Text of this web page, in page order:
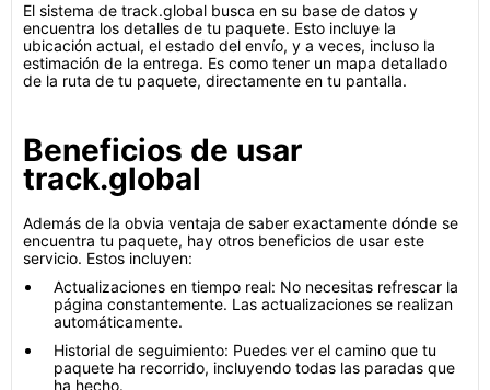
El sistema de track.global busca en su base de datos y
encuentra los detalles de tu paquete. Esto incluye la
ubicación actual, el estado del envío, y a veces, incluso la
estimación de la entrega. Es como tener un mapa detallado
de la ruta de tu paquete, directamente en tu pantalla.
Beneficios de usar
track.global
Además de la obvia ventaja de saber exactamente dónde se
encuentra tu paquete, hay otros beneficios de usar este
servicio. Estos incluyen:
Actualizaciones en tiempo real: No necesitas refrescar la
página constantemente. Las actualizaciones se realizan
automáticamente.
Historial de seguimiento: Puedes ver el camino que tu
paquete ha recorrido, incluyendo todas las paradas que
ha hecho.